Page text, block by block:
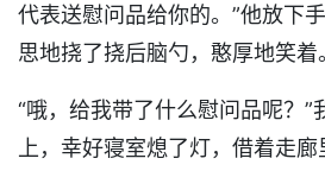
代表送慰问品给你的。”他放下
思地挠了挠后脑勺，憨厚地笑着
“哦，给我带了什么慰问品呢？”
上，幸好寝室熄了灯，借着走